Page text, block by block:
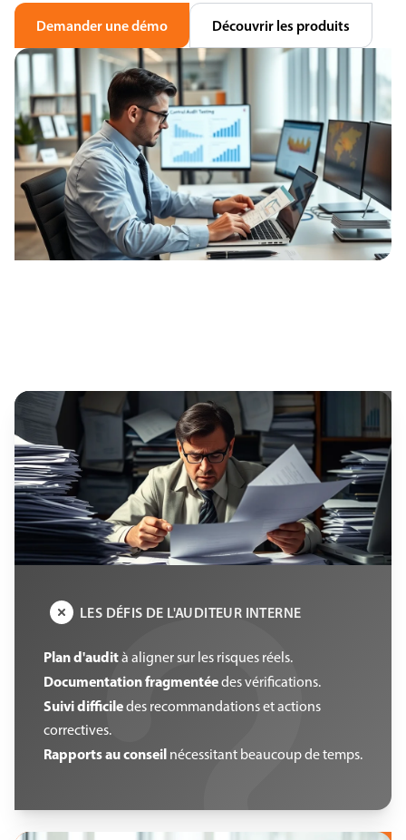
Demander une démo Découvrir les produits
LES DÉFIS DE L'AUDITEUR INTERNE
Plan d'audità aligner sur les risques réels.
Documentation fragmentéedes vérifications.
Suivi difficiledes recommandations et actions
correctives.
Rapports au conseil nécessitant beaucoup de temps.